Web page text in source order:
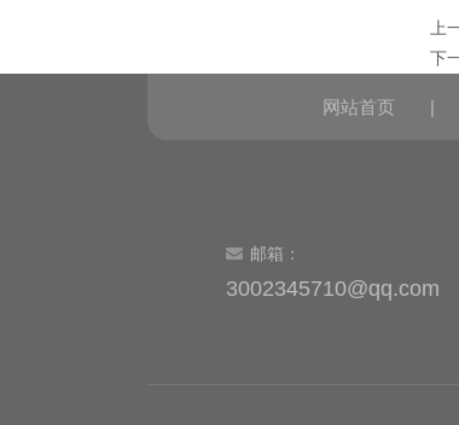
上
下
网站首页 |
邮箱：
3002345710@qq.com